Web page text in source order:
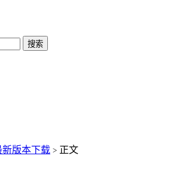
搜索
新版本下载 > 正文